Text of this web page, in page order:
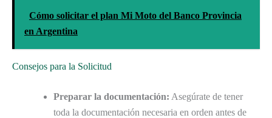
Cómo solicitar el plan Mi Moto del Banco Provincia
en Argentina
Consejos para la Solicitud
Preparar la documentación: Asegúrate de tener
toda la documentación necesaria en orden antes de